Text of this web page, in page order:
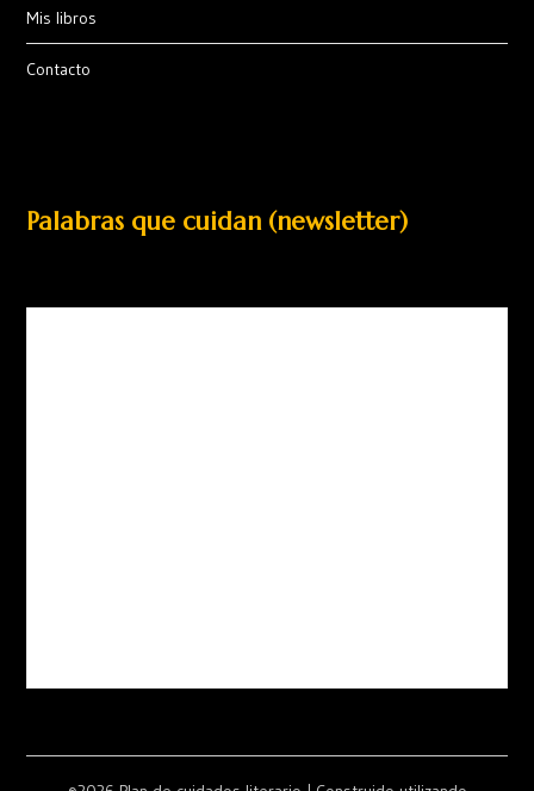
Mis libros
Contacto
Palabras que cuidan (newsletter)